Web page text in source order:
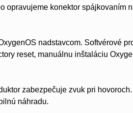
opravujeme konektor spájkovaním
nadstavcom. Softvérové
reset, manuálnu inštaláciu
zabezpečuje zvuk pri
náhradu.